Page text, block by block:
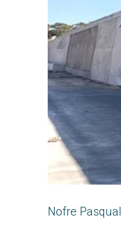
Nofre Pasqual